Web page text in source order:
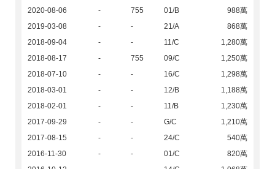
2020-08-06
- 755 01/B
988萬
2019-03-08
- - 21/A
868萬
2018-09-04
- - 11/C
1,280萬
2018-08-17
- 755 09/C
1,250萬
2018-07-10
- - 16/C
1,298萬
2018-03-01
- - 12/B
1,188萬
2018-02-01
- - 11/B
1,230萬
2017-09-29
- - G/C
1,210萬
2017-08-15
- - 24/C
540萬
2016-11-30
- - 01/C
820萬